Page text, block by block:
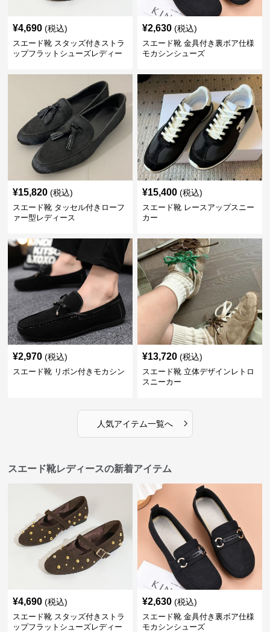
¥4,690 (税込)
スエード靴 スタッズ付きストラ
ップフラットシューズレディー
¥2,630 (税込)
スエード靴 金具付き裏ボア仕様
モカシンシューズ
¥15,820 (税込)
スエード靴 タッセル付きローフ
ァー型レディース
¥15,400 (税込)
スエード靴 レースアップスニー
カー
¥2,970 (税込)
スエード靴 リボン付きモカシン
¥13,720 (税込)
スエード靴 立体デザインレトロ
スニーカー
人気アイテム一覧へ ›
スエード靴レディースの新着アイテム
¥4,690 (税込)
スエード靴 スタッズ付きストラ
ップフラットシューズレディー
¥2,630 (税込)
スエード靴 金具付き裏ボア仕様
モカシンシューズ